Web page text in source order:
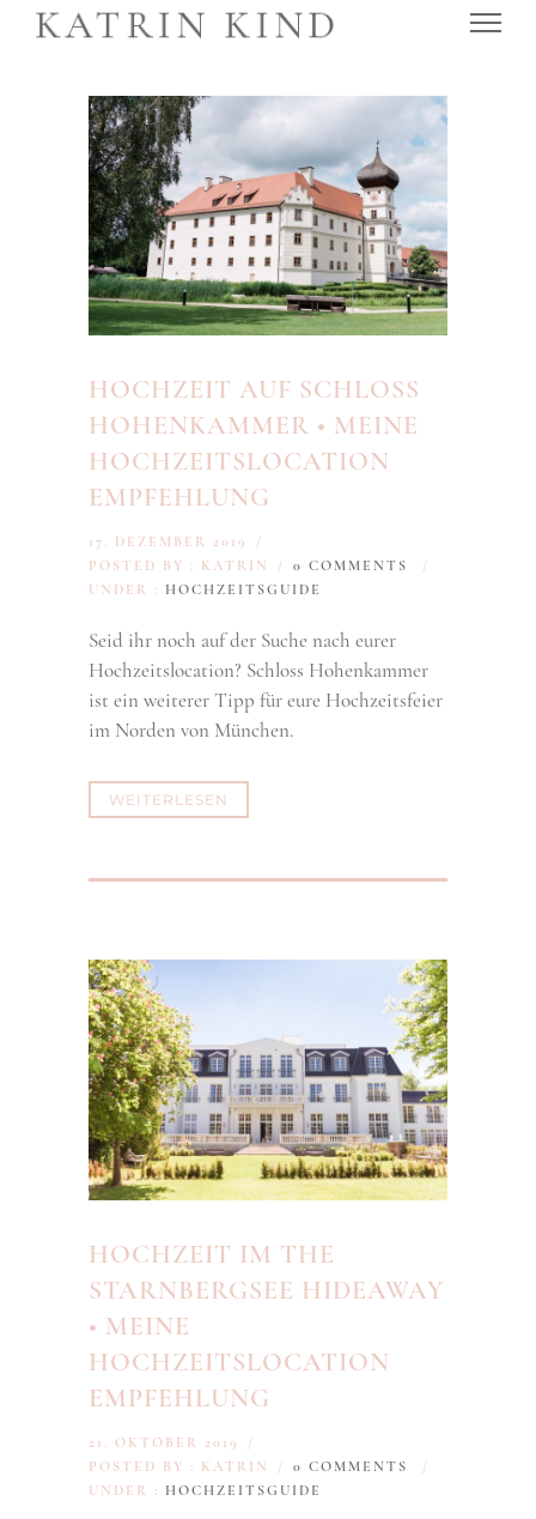
HOCHZEIT AUF SCHLOSS
HOHENKAMMER • MEINE
HOCHZEITSLOCATION
EMPFEHLUNG
17. DEZEMBER 2019
/
POSTED BY : KATRIN
/ 0 COMMENTS
/
UNDER : HOCHZEITSGUIDE
Seid ihr noch auf der Suche nach eurer
Hochzeitslocation? Schloss Hohenkammer
ist ein weiterer Tipp für eure Hochzeitsfeier
im Norden von München.
WEITERLESEN
HOCHZEIT IM THE
STARNBERGSEE HIDEAWAY
• MEINE
HOCHZEITSLOCATION
EMPFEHLUNG
21. OKTOBER 2019
/
POSTED BY : KATRIN
/ 0 COMMENTS
/
UNDER : HOCHZEITSGUIDE